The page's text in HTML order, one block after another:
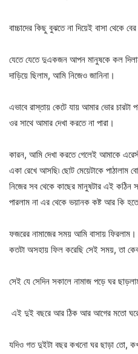
বাচ্চাদের কিছু বুঝতে না দিয়েই বাসা থেকে
যেতে যেতে দুএকজন আপন মানুষকে কল
দাড়িয়ে ছিলাম, আমি নিজেও জানিনা।
এভাবে রাস্তায় কেটে যায় আমার ভোর চারটা
ওর সাথে আমার দেখা করতে না পারা।
কারন, আমি দেখা করতে গেলেই আমাকে
একা রেখে আসছি৷ ছোট মেয়েটাকে পাঠালাম
নিজের সব থেকে কাছের মানুষটার এই কঠিন
পারলাম না এর থেকে ভয়ানক কষ্ট আর কি হতে
ফজরের নামাজের সময় আমি বাসায় ফিরলাম।
কতটা অসহায় ফিল করেছি সেই সময়, তা
সেই যে সেদিন সকালে নামাজ পড়ে ঘর
এই দুই বছরে আর ঠিক আর আগের মতো ঘরে
যদিও গত দুইটা বছর কখনো ঘর ছাড়া তো,